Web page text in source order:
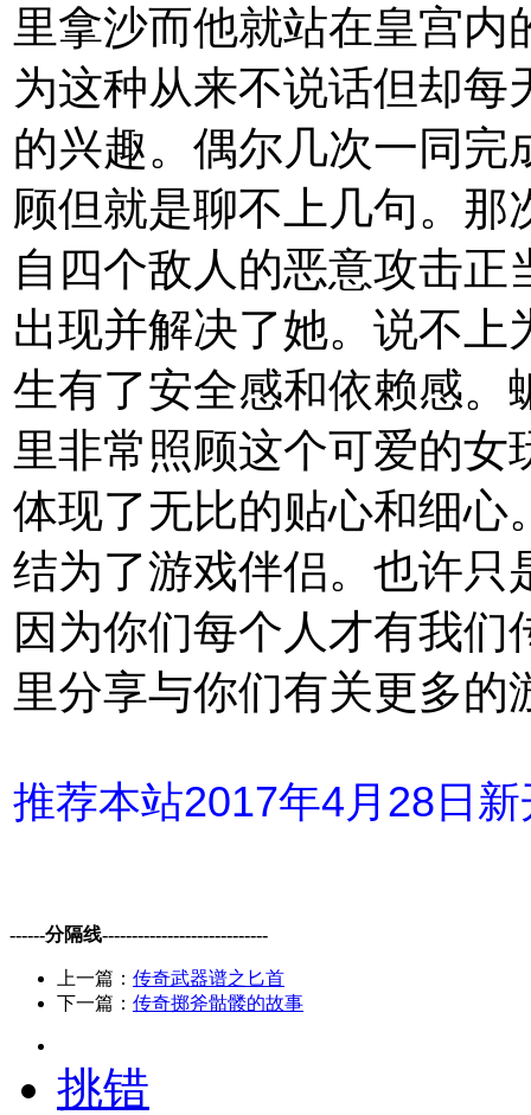
里拿沙而他就站在皇宫
为这种从来不说话但却
的兴趣。偶尔几次一同完
顾但就是聊不上几句。那
自四个敌人的恶意攻击
出现并解决了她。说不上
生有了安全感和依赖感。
里非常照顾这个可爱的
体现了无比的贴心和细心
结为了游戏伴侣。也许只
因为你们每个人才有我
里分享与你们有关更多的
推荐本站2017年4月28日
------分隔线----------------------------
上一篇： 传奇武器谱之匕首
下一篇： 传奇掷斧骷髅的故事
挑错